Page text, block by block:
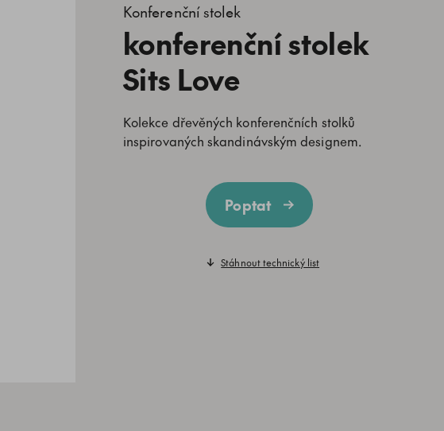
Konferenční stolek
konferenční stolek
Sits Love
Kolekce dřevěných konferenčních stolků
inspirovaných skandinávským designem.
Poptat
Stáhnout technický list